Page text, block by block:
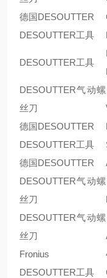
德国DESOUTTER
DESOUTTER工具
DESOUTTER工具
DESOUTTER气动螺
丝刀
德国DESOUTTER
DESOUTTER工具
德国DESOUTTER
DESOUTTER气动螺
丝刀
DESOUTTER气动螺
丝刀
Fronius
DESOUTTER工具